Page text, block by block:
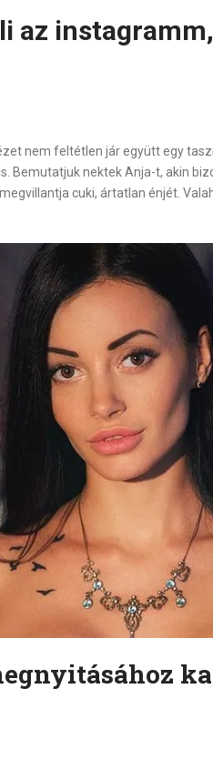
az
nem feltétlen jár együtt egy
Bemutatjuk nektek Anja-t, akin
cuki, ártatlan énjét.